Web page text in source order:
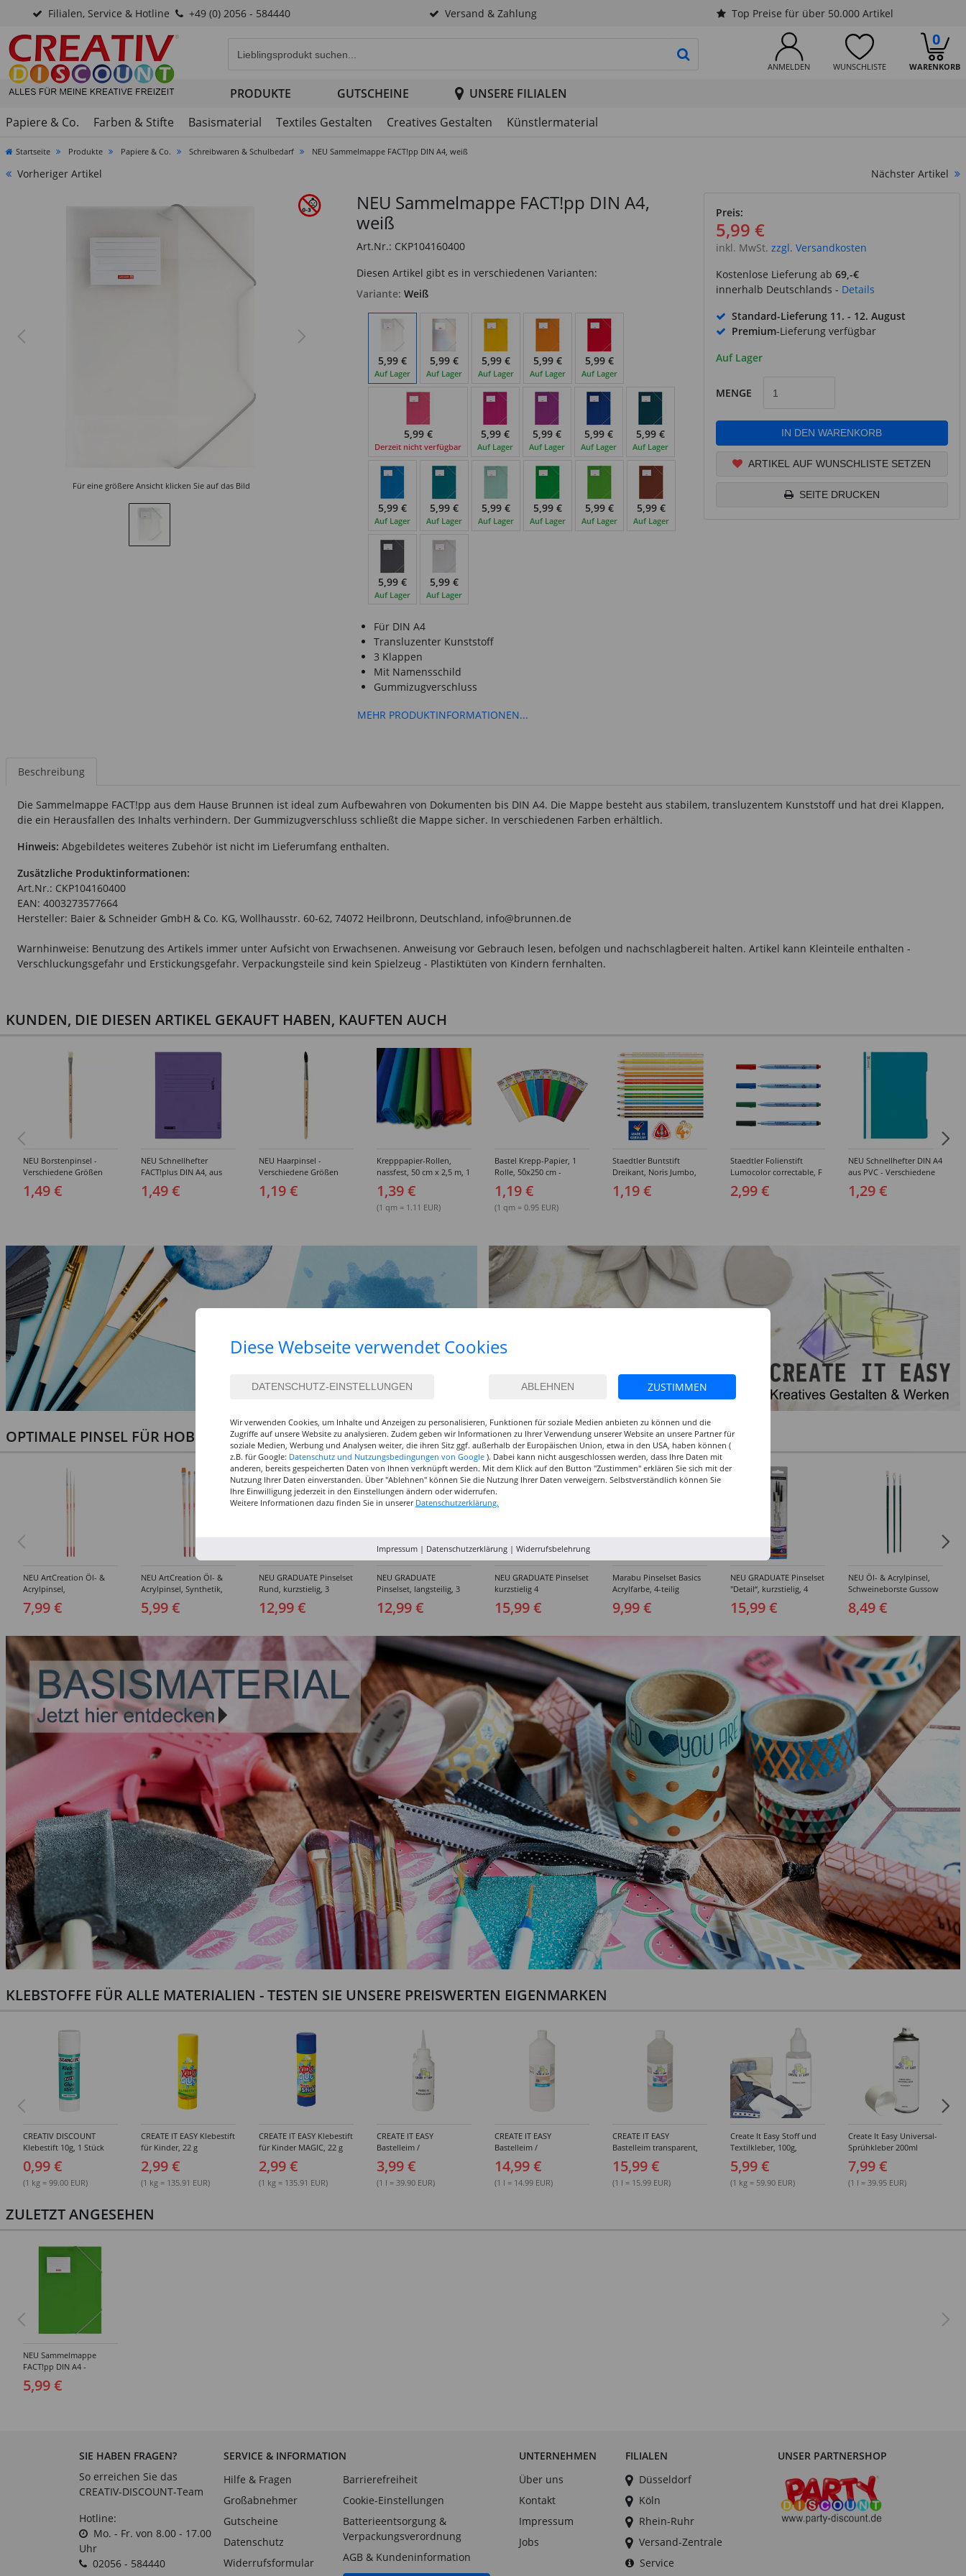
Filialen, Service & Hotline +49 (0) 2056 - 584440 Versand & Zahlung Top Preise für über 50.000 Artikel
ANMELDEN WUNSCHLISTE WARENKORB
0
PRODUKTSUCHE STARTEN
PRODUKTE GUTSCHEINE
UNSERE FILIALEN
Papiere & Co.
Farben & Stifte Basismaterial Textiles Gestalten Creatives Gestalten Künstlermaterial
Startseite Produkte Papiere & Co. Schreibwaren & Schulbedarf NEU Sammelmappe FACT!pp DIN A4, weiß
Vorheriger Artikel Nächster Artikel
Für eine größere Ansicht klicken Sie auf das Bild
NEU Sammelmappe FACT!pp DIN A4,
weiß
Art.Nr.: CKP104160400
Diesen Artikel gibt es in verschiedenen Varianten:
Variante: Weiß
5,99 €
Auf Lager
5,99 €
Auf Lager
5,99 €
Auf Lager
5,99 €
Auf Lager
5,99 €
Auf Lager
5,99 €
Derzeit nicht verfügbar
5,99 €
Auf Lager
5,99 €
Auf Lager
5,99 €
Auf Lager
5,99 €
Auf Lager
5,99 €
Auf Lager
5,99 €
Auf Lager
5,99 €
Auf Lager
5,99 €
Auf Lager
5,99 €
Auf Lager
5,99 €
Auf Lager
5,99 €
Auf Lager
5,99 €
Auf Lager
Für DIN A4
Transluzenter Kunststoff
3 Klappen
Mit Namensschild
Gummizugverschluss
MEHR PRODUKTINFORMATIONEN...
Preis:
5,99 €
inkl. MwSt. zzgl. Versandkosten
Kostenlose Lieferung ab 69,-€
innerhalb Deutschlands - Details
Standard-Lieferung 11. - 12. August
Premium-Lieferung verfügbar
Auf Lager
MENGE
IN DEN WARENKORB
ARTIKEL AUF WUNSCHLISTE SETZEN
SEITE DRUCKEN
Beschreibung
Die Sammelmappe FACT!pp aus dem Hause Brunnen ist ideal zum Aufbewahren von Dokumenten bis DIN A4. Die Mappe besteht aus stabilem, transluzentem Kunststoff und hat drei Klappen,
die ein Herausfallen des Inhalts verhindern. Der Gummizugverschluss schließt die Mappe sicher. In verschiedenen Farben erhältlich.
Hinweis: Abgebildetes weiteres Zubehör ist nicht im Lieferumfang enthalten.
Zusätzliche Produktinformationen:
Art.Nr.: CKP104160400
EAN: 4003273577664
Hersteller: Baier & Schneider GmbH & Co. KG, Wollhausstr. 60-62, 74072 Heilbronn, Deutschland, info@brunnen.de
Warnhinweise: Benutzung des Artikels immer unter Aufsicht von Erwachsenen. Anweisung vor Gebrauch lesen, befolgen und nachschlagbereit halten. Artikel kann Kleinteile enthalten -
Verschluckungsgefahr und Erstickungsgefahr. Verpackungsteile sind kein Spielzeug - Plastiktüten von Kindern fernhalten.
KUNDEN, DIE DIESEN ARTIKEL GEKAUFT HABEN, KAUFTEN AUCH
NEU Borstenpinsel -
Verschiedene Größen
1,49 €
NEU Schnellhefter
FACT!plus DIN A4, aus
Karton - Verschiedene
Farben
1,49 €
NEU Haarpinsel -
Verschiedene Größen
1,19 €
Krepppapier-Rollen,
nassfest, 50 cm x 2,5 m, 1
Rolle - Verschiedene
Farben
1,39 €
(1 qm = 1.11 EUR)
Bastel Krepp-Papier, 1
Rolle, 50x250 cm -
Verschiedene Farbtöne
1,19 €
(1 qm = 0.95 EUR)
Staedtler Buntstift
Dreikant, Noris Jumbo,
Mine 4 mm -
Verschiedene Farben
1,19 €
Staedtler Folienstift
Lumocolor correctable, F
(0,6mm) - Verschiedene
Farben
2,99 €
NEU Schnellhefter DIN A4
aus PVC - Verschiedene
Farben
1,29 €
OPTIMALE PINSEL FÜR HOBBY & KUNST
NEU ArtCreation Öl- &
Acrylpinsel,
3er Set, No. 2, 6, 10
7,99 €
NEU ArtCreation Öl- &
Acrylpinsel, Synthetik,
Flachpinsel, 4, 8, 16
5,99 €
NEU GRADUATE Pinselset
Rund, kurzstielig, 3
12,99 €
NEU GRADUATE
Pinselset, langsteilig, 3
12,99 €
NEU GRADUATE Pinselset
kurzstielig 4
15,99 €
Marabu Pinselset Basics
Acrylfarbe, 4-teilig
9,99 €
NEU GRADUATE Pinselset
"Detail“, kurzstielig, 4
15,99 €
NEU Öl- & Acrylpinsel,
Schweineborste Gussow
8,49 €
KLEBSTOFFE FÜR ALLE MATERIALIEN - TESTEN SIE UNSERE PREISWERTEN EIGENMARKEN
CREATIV DISCOUNT
Klebestift 10g, 1 Stück
0,99 €
(1 kg = 99.00 EUR)
CREATE IT EASY Klebestift
für Kinder, 22 g
2,99 €
(1 kg = 135.91 EUR)
CREATE IT EASY Klebestift
für Kinder MAGIC, 22 g
2,99 €
(1 kg = 135.91 EUR)
CREATE IT EASY
Bastelleim /
Buchbinderleim, 100 ml
3,99 €
(1 l = 39.90 EUR)
CREATE IT EASY
Bastelleim /
Buchbinderleim, 1000 ml
14,99 €
(1 l = 14.99 EUR)
CREATE IT EASY
Bastelleim transparent,
ohne Lösungsmittel,
1000 ml
15,99 €
(1 l = 15.99 EUR)
Create It Easy Stoff und
Textilkleber, 100g,
Kunststoffflasche mit
Maldüse
5,99 €
(1 kg = 59.90 EUR)
Create It Easy Universal-
Sprühkleber 200ml
(permanent)
7,99 €
(1 l = 39.95 EUR)
ZULETZT ANGESEHEN
NEU Sammelmappe
FACT!pp DIN A4 -
Verschiedene Farben
5,99 €
SIE HABEN FRAGEN?
So erreichen Sie das
CREATIV-DISCOUNT-Team
Hotline:
Mo. - Fr. von 8.00 - 17.00
Uhr
02056 - 584440
SERVICE & INFORMATION
Hilfe & Fragen
Großabnehmer
Gutscheine
Datenschutz
Widerrufsformular
Barrierefreiheit
Cookie-Einstellungen
Batterieentsorgung &
Verpackungsverordnung
AGB & Kundeninformation
UNTERNEHMEN
Über uns
Kontakt
Impressum
Jobs
FILIALEN
Düsseldorf
Köln
Rhein-Ruhr
Versand-Zentrale
Service
UNSER PARTNERSHOP
Diese Webseite verwendet Cookies
ZUSTIMMEN
Wir verwenden Cookies, um Inhalte und Anzeigen zu personalisieren, Funktionen für soziale Medien anbieten zu können und die
Zugriffe auf unsere Website zu analysieren. Zudem geben wir Informationen zu Ihrer Verwendung unserer Website an unsere Partner für
soziale Medien, Werbung und Analysen weiter, die ihren Sitz ggf. außerhalb der Europäischen Union, etwa in den USA, haben können (
z.B. für Google: Datenschutz und Nutzungsbedingungen von Google ). Dabei kann nicht ausgeschlossen werden, dass Ihre Daten mit
anderen, bereits gespeicherten Daten von Ihnen verknüpft werden. Mit dem Klick auf den Button "Zustimmen" erklären Sie sich mit der
Nutzung Ihrer Daten einverstanden. Über "Ablehnen" können Sie die Nutzung Ihrer Daten verweigern. Selbstverständlich können Sie
Ihre Einwilligung jederzeit in den Einstellungen ändern oder widerrufen.
Weitere Informationen dazu finden Sie in unserer Datenschutzerklärung.
Impressum| Datenschutzerklärung| Widerrufsbelehrung